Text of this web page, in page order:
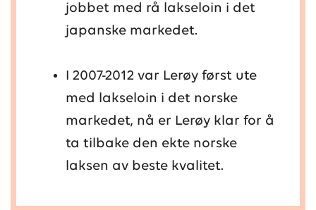
jobbet med rå lakseloin i det
japanske markedet.
I 2007-2012 var Lerøy først ute
med lakseloin i det norske
markedet, nå er Lerøy klar for å
ta tilbake den ekte norske
laksen av beste kvalitet.